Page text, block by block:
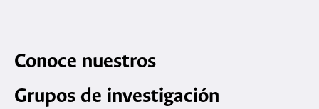
Conoce nuestros
Grupos de investigación